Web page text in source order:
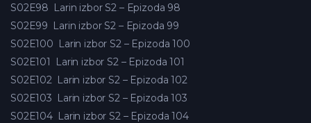
S02E98 Larin izbor S2 – Epizoda 98
S02E99 Larin izbor S2 – Epizoda 99
S02E100 Larin izbor S2 – Epizoda 100
S02E101
Larin izbor S2 – Epizoda 101
S02E102 Larin izbor S2 – Epizoda 102
S02E103 Larin izbor S2 – Epizoda 103
S02E104 Larin izbor S2 – Epizoda 104